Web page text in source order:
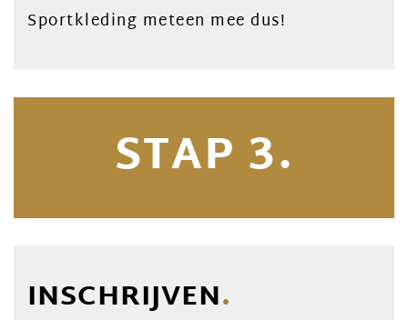
Sportkleding meteen mee dus!
STAP 3.
INSCHRIJVEN.